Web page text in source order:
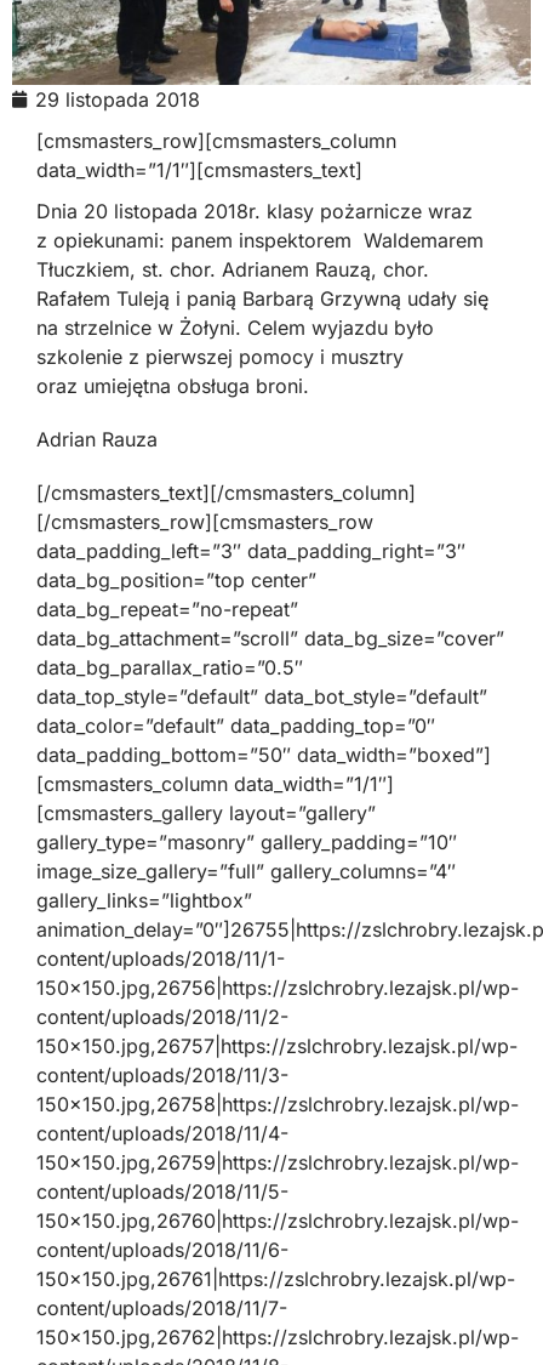
29 listopada 2018
[cmsmasters_row][cmsmasters_column
data_width=”1/1″][cmsmasters_text]
Dnia 20 listopada 2018r. klasy pożarnicze wraz
z opiekunami: panem inspektorem Waldemarem
Tłuczkiem, st. chor. Adrianem Rauzą, chor.
Rafałem Tuleją i panią Barbarą Grzywną udały się
na strzelnice w Żołyni. Celem wyjazdu było
szkolenie z pierwszej pomocy i musztry
oraz umiejętna obsługa broni.
Adrian Rauza
[/cmsmasters_text][/cmsmasters_column]
[/cmsmasters_row][cmsmasters_row
data_padding_left=”3″ data_padding_right=”3″
data_bg_position=”top center”
data_bg_repeat=”no-repeat”
data_bg_attachment=”scroll” data_bg_size=”cover”
data_bg_parallax_ratio=”0.5″
data_top_style=”default” data_bot_style=”default”
data_color=”default” data_padding_top=”0″
data_padding_bottom=”50″ data_width=”boxed”]
[cmsmasters_column data_width=”1/1″]
[cmsmasters_gallery layout=”gallery”
gallery_type=”masonry” gallery_padding=”10″
image_size_gallery=”full” gallery_columns=”4″
gallery_links=”lightbox”
animation_delay=”0″]26755|https://
content/uploads/2018/11/1-
150×150.jpg,26756|https://zslchrobry.lezajsk.pl/wp-
content/uploads/2018/11/2-
150×150.jpg,26757|https://zslchrobry.lezajsk.pl/wp-
content/uploads/2018/11/3-
150×150.jpg,26758|https://zslchrobry.lezajsk.pl/wp-
content/uploads/2018/11/4-
150×150.jpg,26759|https://zslchrobry.lezajsk.pl/wp-
content/uploads/2018/11/5-
150×150.jpg,26760|https://zslchrobry.lezajsk.pl/wp-
content/uploads/2018/11/6-
150×150.jpg,26761|https://zslchrobry.lezajsk.pl/wp-
content/uploads/2018/11/7-
150×150.jpg,26762|https://zslchrobry.lezajsk.pl/wp-